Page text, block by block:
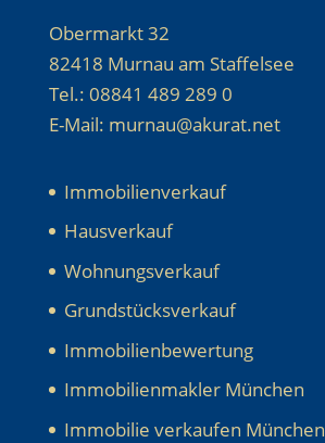
Obermarkt 32
82418 Murnau am Staffelsee
Tel.: 08841 489 289 0
E-Mail: murnau@akurat.net
Immobilienverkauf
Hausverkauf
Wohnungsverkauf
Grundstücksverkauf
Immobilienbewertung
Immobilienmakler München
Immobilie verkaufen München